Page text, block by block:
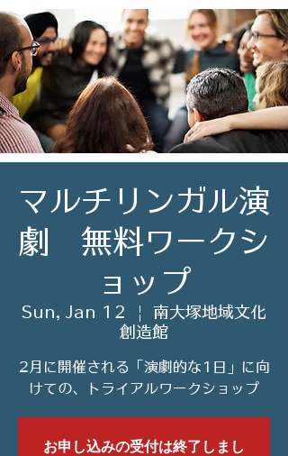
マルチリンガル演
劇 無料ワークシ
ョップ
Sun, Jan 12
  |
南大塚地域文化
創造館
2月に開催される「演劇的な1日」に向
けての、トライアルワークショップ
お申し込みの受付は終了しまし